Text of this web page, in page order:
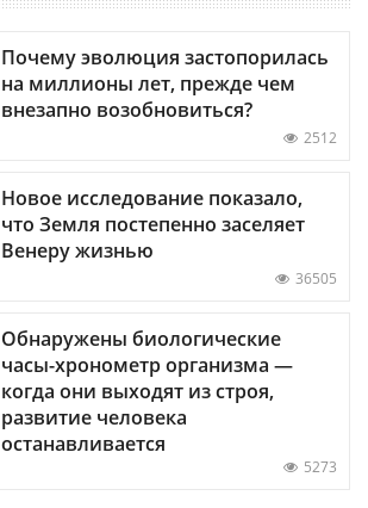
Почему эволюция застопорилась
на миллионы лет, прежде чем
внезапно возобновиться?
2512
Новое исследование показало,
что Земля постепенно заселяет
Венеру жизнью
36505
Обнаружены биологические
часы-хронометр организма —
когда они выходят из строя,
развитие человека
останавливается
5273